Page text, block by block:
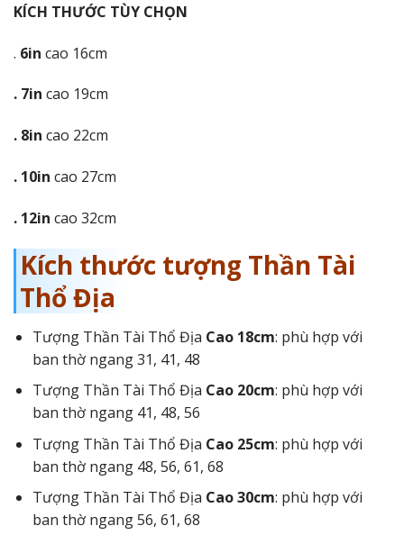
KÍCH THƯỚC TÙY CHỌN
. 6in cao 16cm
. 7in cao 19cm
. 8in cao 22cm
. 10in cao 27cm
. 12in cao 32cm
Kích thước tượng Thần Tài
Thổ Địa
Tượng Thần Tài Thổ Địa Cao 18cm: phù hợp với
ban thờ ngang 31, 41, 48
Tượng Thần Tài Thổ Địa Cao 20cm: phù hợp với
ban thờ ngang 41, 48, 56
Tượng Thần Tài Thổ Địa Cao 25cm: phù hợp với
ban thờ ngang 48, 56, 61, 68
Tượng Thần Tài Thổ Địa Cao 30cm: phù hợp với
ban thờ ngang 56, 61, 68